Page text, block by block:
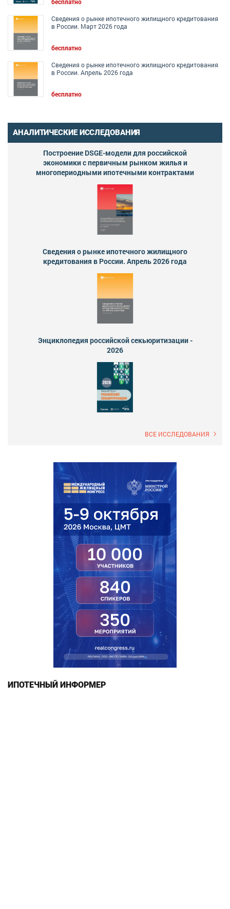
бесплатно
Сведения о рынке ипотечного жилищного кредитования
в России. Март 2026 года
бесплатно
Сведения о рынке ипотечного жилищного кредитования
в России. Апрель 2026 года
бесплатно
АНАЛИТИЧЕСКИЕ ИССЛЕДОВАНИЯ
Построение DSGE-модели для российской
экономики с первичным рынком жилья и
многопериодными ипотечными контрактами
Сведения о рынке ипотечного жилищного
кредитования в России. Апрель 2026 года
Энциклопедия российской секьюритизации -
2026
ВСЕ ИССЛЕДОВАНИЯ
ИПОТЕЧНЫЙ ИНФОРМЕР